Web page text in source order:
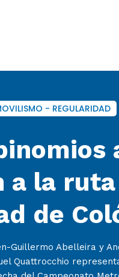
- REGULARIDAD
a la
de
Guillermo Abelleira y
Quattrocchio